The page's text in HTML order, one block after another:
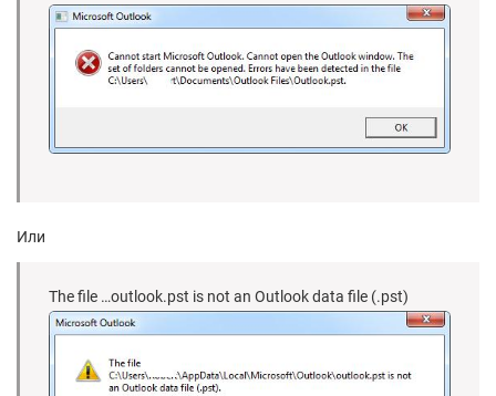
Или
The file …outlook.pst is not an Outlook data file (.pst)